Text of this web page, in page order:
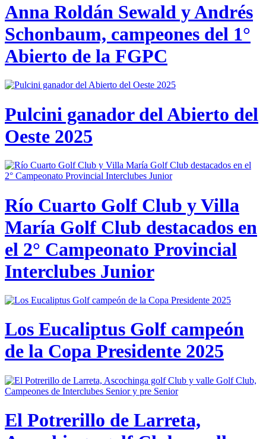
Anna Roldán Sewald y Andrés
Schonbaum, campeones del 1°
Abierto de la FGPC
Pulcini ganador del Abierto del
Oeste 2025
Río Cuarto Golf Club y Villa
María Golf Club destacados en
el 2° Campeonato Provincial
Interclubes Junior
Los Eucaliptus Golf campeón
de la Copa Presidente 2025
El Potrerillo de Larreta,